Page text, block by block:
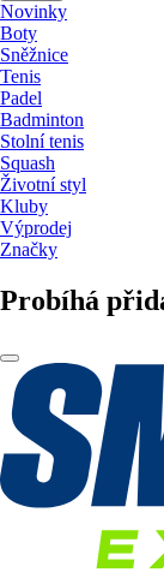
Novinky
Boty
Sněžnice
Tenis
Padel
Badminton
Stolní tenis
Squash
Životní styl
Kluby
Výprodej
Značky
Probíhá